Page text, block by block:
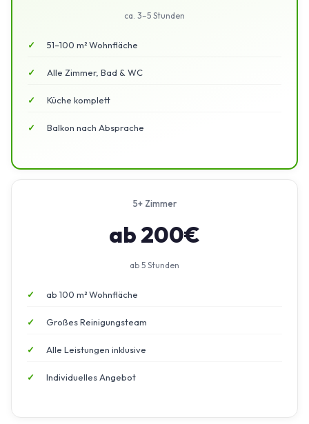
ca. 3–5 Stunden
51–100 m² Wohnfläche
Alle Zimmer, Bad & WC
Küche komplett
Balkon nach Absprache
5+ Zimmer
ab 200€
ab 5 Stunden
ab 100 m² Wohnfläche
Großes Reinigungsteam
Alle Leistungen inklusive
Individuelles Angebot